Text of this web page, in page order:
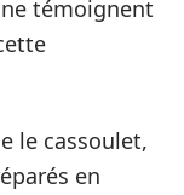
témoignent
le cassoulet,
en